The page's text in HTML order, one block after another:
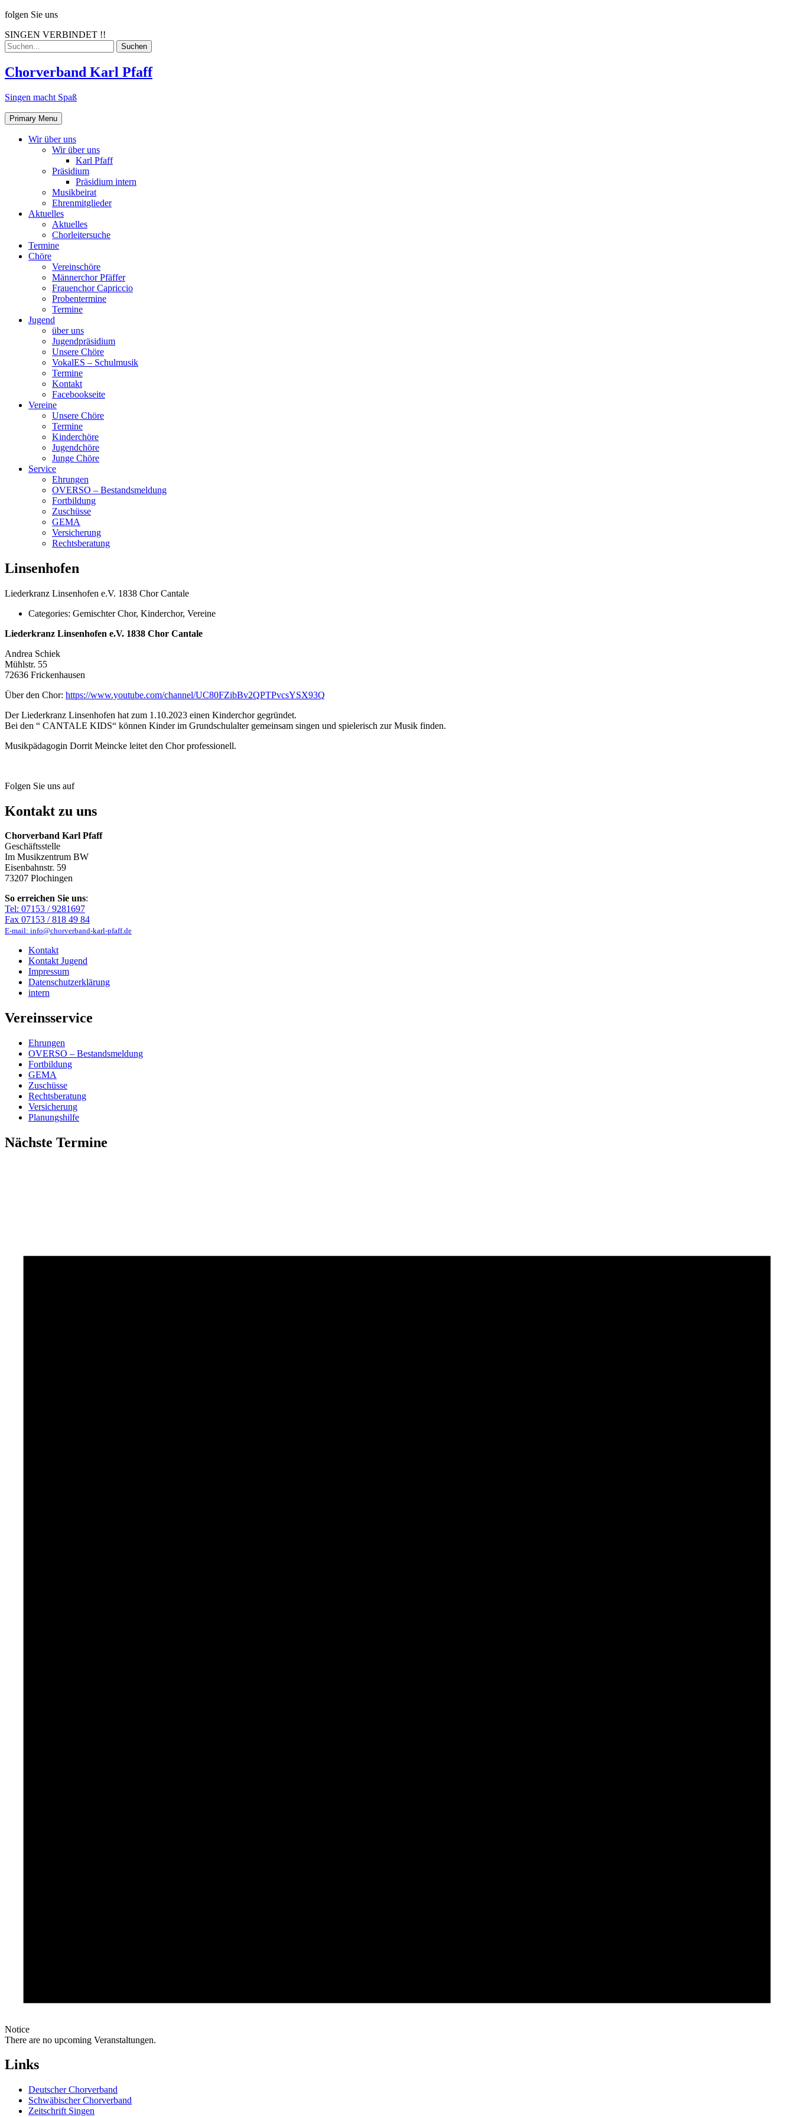
Skip
content
folgen Sie uns
SINGEN VERBINDET !!
Search
for:
Chorverband Karl Pfaff
Singen macht Spaß
Primary Menu
Wir über uns
Wir über uns
Karl Pfaff
Präsidium
Präsidium intern
Musikbeirat
Ehrenmitglieder
Aktuelles
Aktuelles
Chorleitersuche
Termine
Chöre
Vereinschöre
Männerchor Pfäffer
Frauenchor Capriccio
Probentermine
Termine
Jugend
über uns
Jugendpräsidium
Unsere Chöre
VokalES – Schulmusik
Termine
Kontakt
Facebookseite
Vereine
Unsere Chöre
Termine
Kinderchöre
Jugendchöre
Junge Chöre
Service
Ehrungen
OVERSO – Bestandsmeldung
Fortbildung
Zuschüsse
GEMA
Versicherung
Rechtsberatung
Linsenhofen
Liederkranz Linsenhofen e.V. 1838 Chor Cantale
Categories: Gemischter Chor, Kinderchor, Vereine
Liederkranz Linsenhofen e.V. 1838 Chor Cantale
Andrea Schiek
Mühlstr. 55
72636 Frickenhausen
Über den Chor: https://www.youtube.com/channel/UC80FZibBv2QPTPvcsYSX93Q
Der Liederkranz Linsenhofen hat zum 1.10.2023 einen Kinderchor gegründet.
Bei den “ CANTALE KIDS“ können Kinder im Grundschulalter gemeinsam singen und spielerisch zur Musik finden.
Musikpädagogin Dorrit Meincke leitet den Chor professionell.
Folgen Sie uns auf
Kontakt zu uns
Chorverband Karl Pfaff
Geschäftsstelle
Im Musikzentrum BW
Eisenbahnstr. 59
73207 Plochingen
So erreichen Sie uns:
Tel: 07153 / 9281697
Fax 07153 / 818 49 84
E-mail: info@chorverband-karl-pfaff.de
Kontakt
Kontakt Jugend
Impressum
Datenschutzerklärung
intern
Vereinsservice
Ehrungen
OVERSO – Bestandsmeldung
Fortbildung
GEMA
Zuschüsse
Rechtsberatung
Versicherung
Planungshilfe
Nächste Termine
Notice
There are no upcoming Veranstaltungen.
Links
Deutscher Chorverband
Schwäbischer Chorverband
Zeitschrift Singen